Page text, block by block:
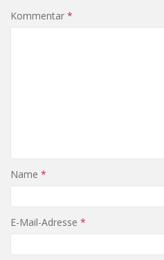
Kommentar *
Name *
E-Mail-Adresse *